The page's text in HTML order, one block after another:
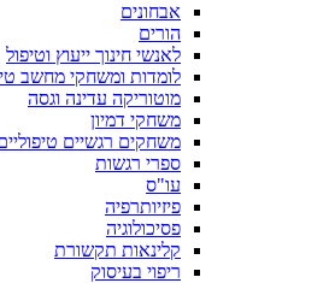
אבחונים
הורים
לאנשי חינוך ייעוץ וטיפול
לומדות ומשחקי מחשב
מוטוריקה עדינה וגסה
משחקי דמיון
משחקים רגשיים
ספרי רגשות
עו"ס
פיזיותרפיה
פסיכולוגיה
קלינאות תקשורת
ריפוי בעיסוק